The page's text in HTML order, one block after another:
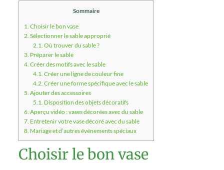
Sommaire
1. Choisir le bon vase
2. Sélectionner le sable approprié
2.1. Où trouver du sable ?
3. Préparer le sable
4. Créer des motifs avec le sable
4.1. Créer une ligne de couleur fine
4.2. Créer une forme spécifique avec le sable
5. Ajouter des accessoires
5.1. Disposition des objets décoratifs
6. Aperçu vidéo : vases décorées avec du sable
7. Entretenir votre vase décoré avec du sable
8. Mariage et d’autres événements spéciaux
Choisir le bon vase